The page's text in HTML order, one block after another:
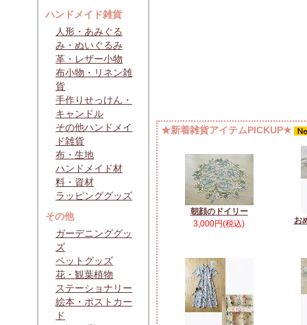
ハンドメイド雑貨
人形・あみぐる
み・ぬいぐるみ
革・レザー小物
布小物・リネン雑
貨
手作りせっけん・
キャンドル
その他ハンドメイ
ド雑貨
布・生地
ハンドメイド材
料・資材
ラッピンググッズ
その他
ガーデニンググッ
ズ
ペットグッズ
花・観葉植物
ステーショナリー
絵本・ポストカー
ド
★新着雑貨アイテムPICKUP★
朝顔のドイリー
3,000円(税込)
お